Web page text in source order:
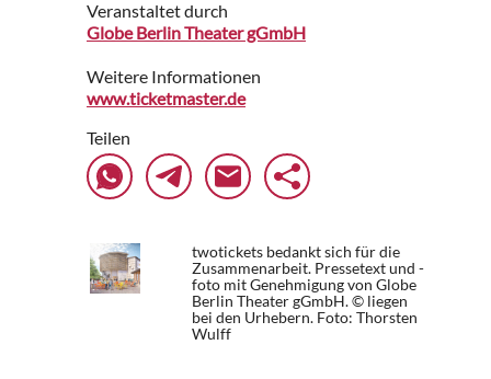
Veranstaltet durch
Globe Berlin Theater gGmbH
Weitere Informationen
www.ticketmaster.de
Teilen
twotickets bedankt sich für die
Zusammenarbeit. Pressetext und -
foto mit Genehmigung von Globe
Berlin Theater gGmbH. © liegen
bei den Urhebern. Foto: Thorsten
Wulff